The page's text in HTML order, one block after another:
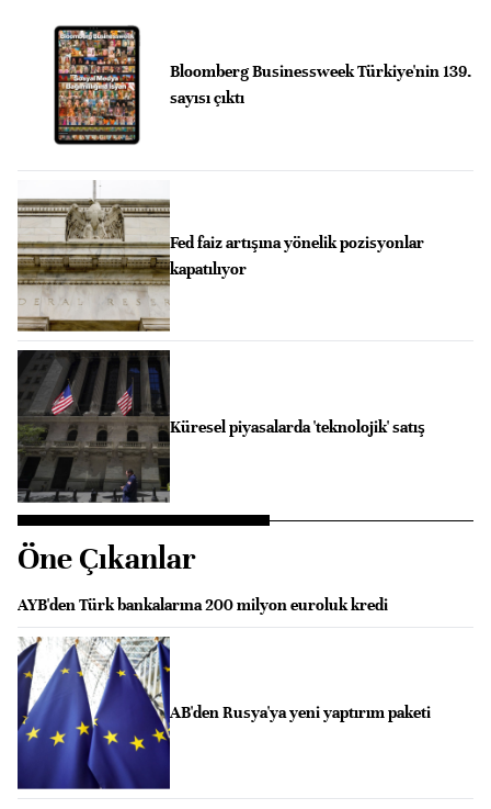
Bloomberg Businessweek Türkiye'nin 139.
sayısı çıktı
Fed faiz artışına yönelik pozisyonlar
kapatılıyor
Küresel piyasalarda 'teknolojik' satış
Öne Çıkanlar
AYB'den Türk bankalarına 200 milyon euroluk kredi
AB'den Rusya'ya yeni yaptırım paketi